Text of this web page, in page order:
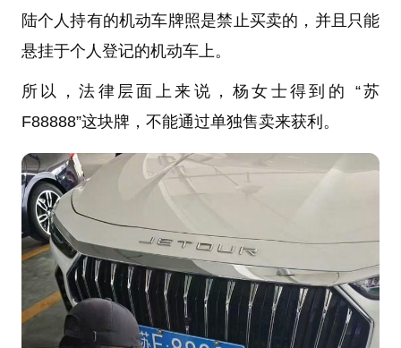
陆个人持有的机动车牌照是禁止买卖的，并且只能
悬挂于个人登记的机动车上。
所以，法律层面上来说，杨女士得到的 “苏
F88888”这块牌，不能通过单独售卖来获利。